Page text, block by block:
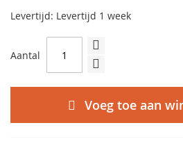
Levertijd: Levertijd 1 week
Aantal
Voeg toe aan